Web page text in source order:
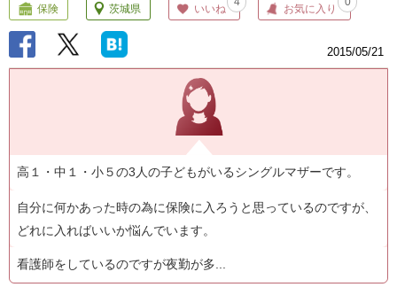
保険 茨城県 いいね お気に入り
2015/05/21
高１・中１・小５の3人の子どもがいるシングルマザーです。
自分に何かあった時の為に保険に入ろうと思っているのですが、
どれに入ればいいか悩んでいます。
看護師をしているのですが夜勤が多...